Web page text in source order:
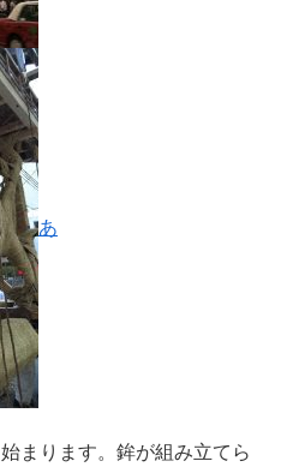
あ
まります。鉾が組み立てら